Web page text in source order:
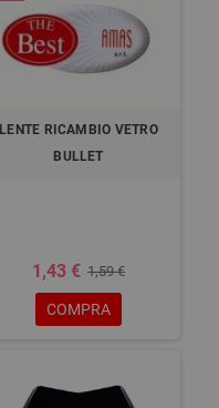
LENTE RICAMBIO VETRO
BULLET
1,43 € 1,59 €
COMPRA